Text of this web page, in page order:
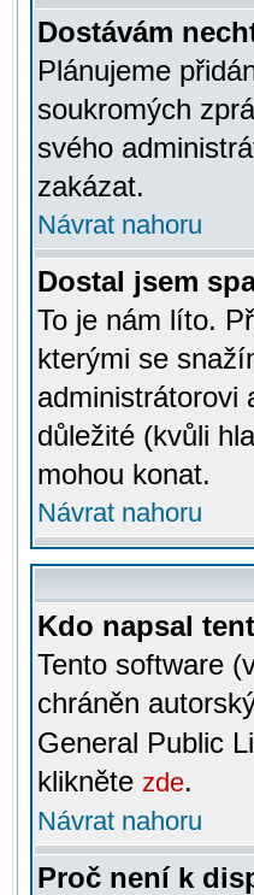
Dostávám
Plánujeme
soukromých
svého
zakázat.
Návrat nahoru
Dostal jsem
To je nám líto.
kterými se
administrátorovi
důležité (kvůli
mohou konat.
Návrat nahoru
Kdo napsal
Tento software
chráněn
General Public
klikněte zde.
Návrat nahoru
Proč není k